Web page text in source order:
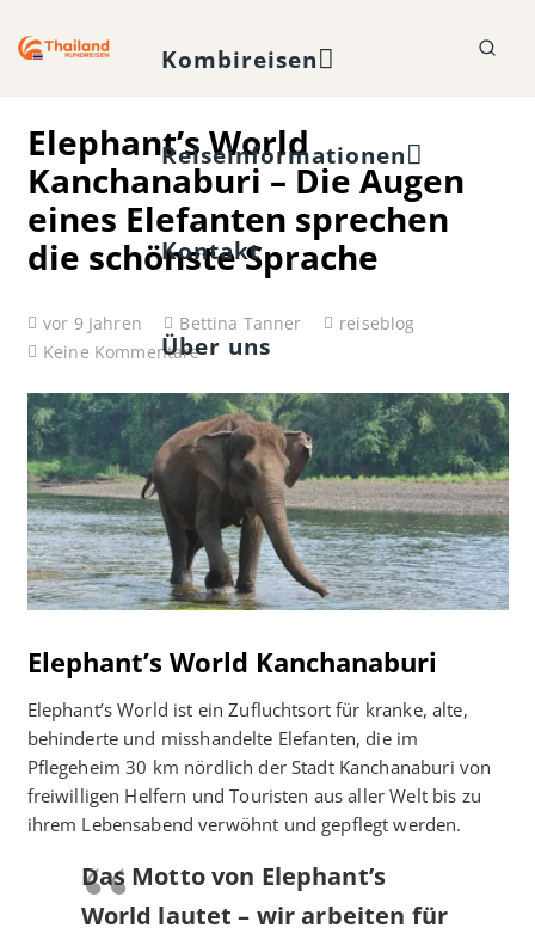
Kombireisen
Reiseinformationen
Kontakt
Über uns
Elephant’s World
Kanchanaburi – Die Augen
eines Elefanten sprechen
die schönste Sprache
vor 9 Jahren Bettina Tanner
reiseblog
Keine Kommentare
Elephant’s World Kanchanaburi
Elephant’s World ist ein Zufluchtsort für kranke, alte,
behinderte und misshandelte Elefanten, die im
Pflegeheim 30 km nördlich der Stadt Kanchanaburi von
freiwilligen Helfern und Touristen aus aller Welt bis zu
ihrem Lebensabend verwöhnt und gepflegt werden.
Das Motto von Elephant’s
World lautet – wir arbeiten für